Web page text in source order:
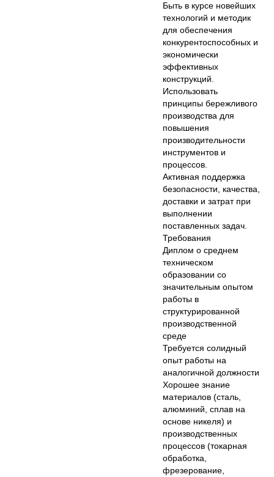
Быть в курсе новейших
технологий и методик
для обеспечения
конкурентоспособных и
экономически
эффективных
конструкций.
Использовать
принципы бережливого
производства для
повышения
производительности
инструментов и
процессов.
Активная поддержка
безопасности, качества,
доставки и затрат при
выполнении
поставленных задач.
Требования
Диплом о среднем
техническом
образовании со
значительным опытом
работы в
структурированной
производственной
среде
Требуется солидный
опыт работы на
аналогичной должности
Хорошее знание
материалов (сталь,
алюминий, сплав на
основе никеля) и
производственных
процессов (токарная
обработка,
фрезерование,